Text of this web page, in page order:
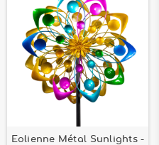
Eolienne Métal Sunlights -